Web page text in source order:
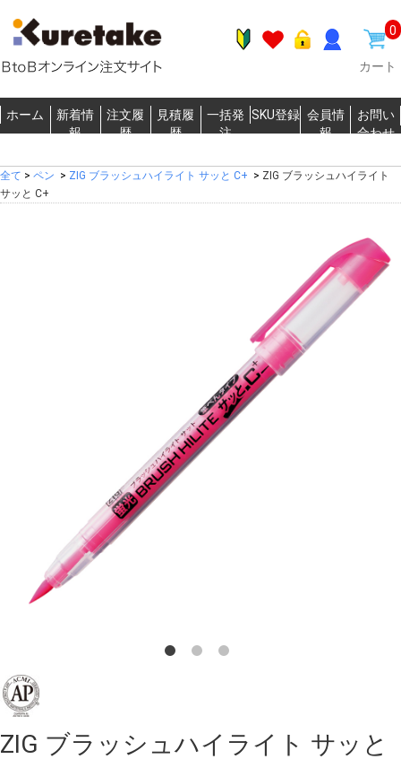
0
カート
ホーム
新着情
報
注文履
歴
見積履
歴
一括発
注
SKU登録 会員情
報
お問い
合わせ
全て > ペン > ZIG ブラッシュハイライト サッと C+ > ZIG ブラッシュハイライト
サッと C+
ZIG ブラッシュハイライト サッと